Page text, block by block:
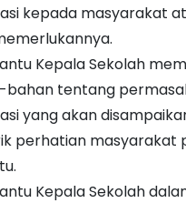
kepada masyarakat
Kepala Sekolah
bahan tentang
yang akan
perhatian masyarakat
Kepala Sekolah